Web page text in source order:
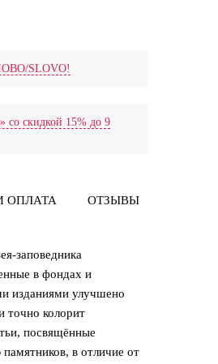
SLOVO!
со скидкой 15% до 9
ОПЛАТА ОТЗЫВЫ
заповедника
в фондах и
изданиями улучшено
точно колорит
посвящённые
в отличие от